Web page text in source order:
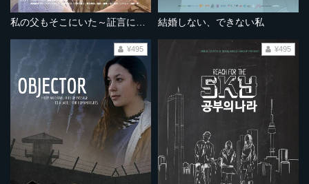
結婚しない、できない私
¥495 ¥495